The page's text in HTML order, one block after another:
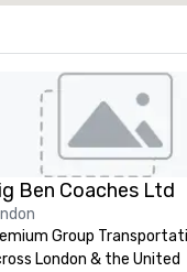
Ben Coaches Ltd
Group
London & the United